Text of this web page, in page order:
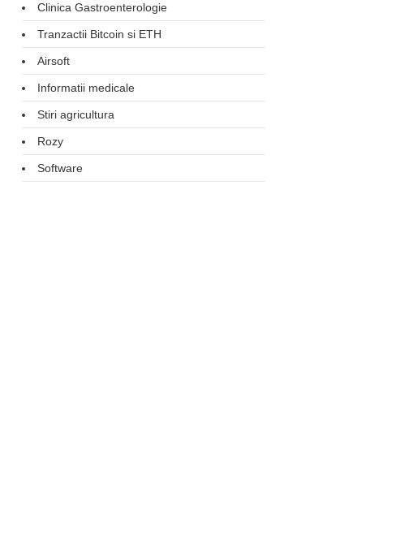
Clinica Gastroenterologie
Tranzactii Bitcoin si ETH
Airsoft
Informatii medicale
Stiri agricultura
Rozy
Software